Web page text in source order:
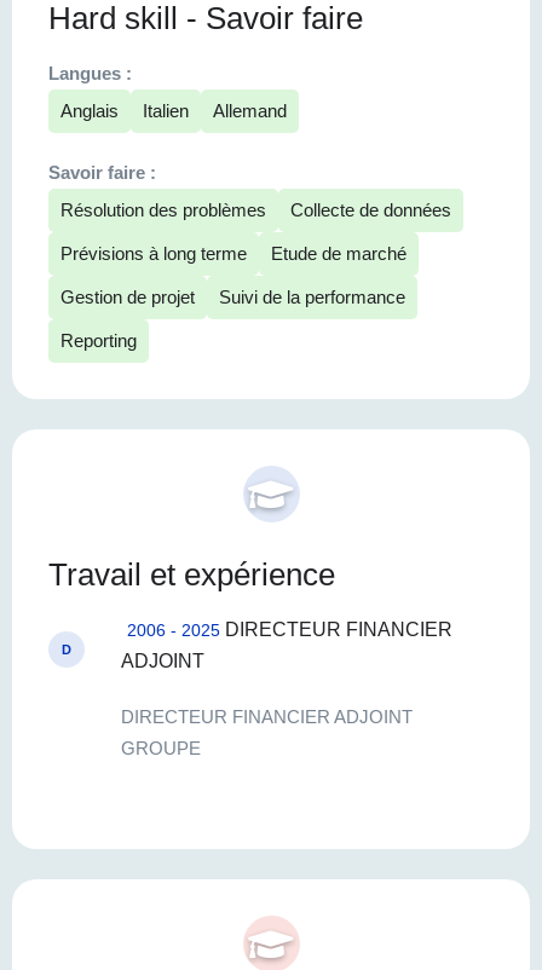
Hard skill - Savoir faire
Langues :
Anglais
Italien Allemand
Savoir faire :
Résolution des problèmes
Collecte de données
Prévisions à long terme Etude de marché
Gestion de projet Suivi de la performance
Reporting
Travail et expérience
D
2006 - 2025 DIRECTEUR FINANCIER
ADJOINT
DIRECTEUR FINANCIER ADJOINT
GROUPE